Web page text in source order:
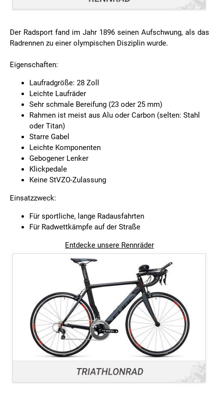
Der Radsport fand im Jahr 1896 seinen Aufschwung, als das
Radrennen zu einer olympischen Disziplin wurde.
Eigenschaften:
Laufradgröße: 28 Zoll
Leichte Laufräder
Sehr schmale Bereifung (23 oder 25 mm)
Rahmen ist meist aus Alu oder Carbon (selten: Stahl
oder Titan)
Starre Gabel
Leichte Komponenten
Gebogener Lenker
Klickpedale
Keine StVZO-Zulassung
Einsatzzweck:
Für sportliche, lange Radausfahrten
Für Radwettkämpfe auf der Straße
Entdecke unsere Rennräder